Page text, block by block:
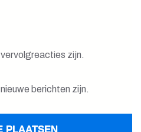
zijn.
berichten zijn.